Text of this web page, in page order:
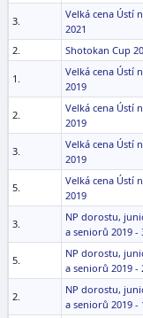
3.
Velká cena Ústí
2021
2. Shotokan Cup
1.
Velká cena Ústí
2019
2.
Velká cena Ústí
2019
3.
Velká cena Ústí
2019
5.
Velká cena Ústí
2019
3.
NP dorostu,
a seniorů 2019 -
5.
NP dorostu,
a seniorů 2019 -
2.
NP dorostu,
a seniorů 2019 -